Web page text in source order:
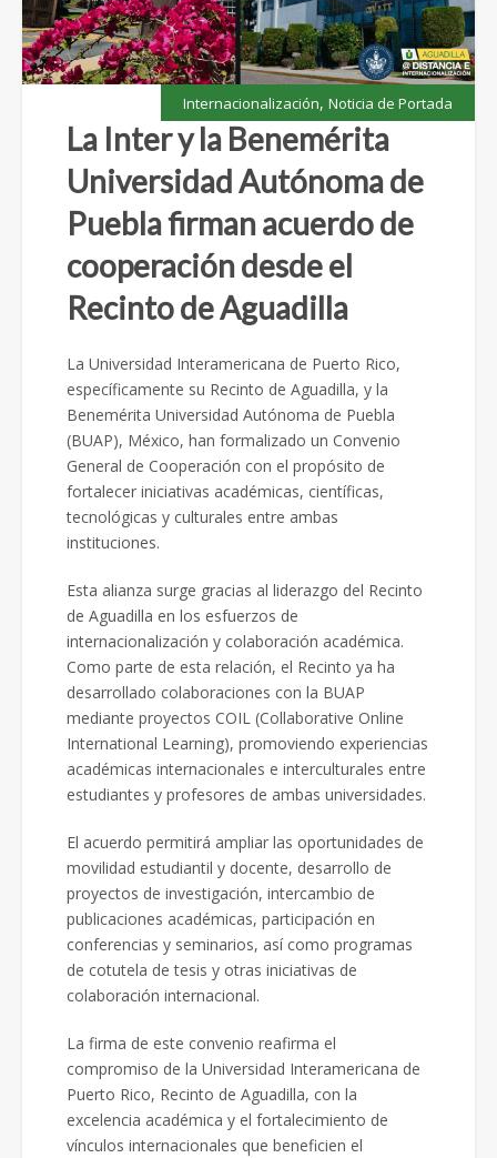
Internacionalización, Noticia de Portada
La Inter y la Benemérita
Universidad Autónoma de
Puebla firman acuerdo de
cooperación desde el
Recinto de Aguadilla
La Universidad Interamericana de Puerto Rico,
específicamente su Recinto de Aguadilla, y la
Benemérita Universidad Autónoma de Puebla
(BUAP), México, han formalizado un Convenio
General de Cooperación con el propósito de
fortalecer iniciativas académicas, científicas,
tecnológicas y culturales entre ambas
instituciones.
Esta alianza surge gracias al liderazgo del Recinto
de Aguadilla en los esfuerzos de
internacionalización y colaboración académica.
Como parte de esta relación, el Recinto ya ha
desarrollado colaboraciones con la BUAP
mediante proyectos COIL (Collaborative Online
International Learning), promoviendo experiencias
académicas internacionales e interculturales entre
estudiantes y profesores de ambas universidades.
El acuerdo permitirá ampliar las oportunidades de
movilidad estudiantil y docente, desarrollo de
proyectos de investigación, intercambio de
publicaciones académicas, participación en
conferencias y seminarios, así como programas
de cotutela de tesis y otras iniciativas de
colaboración internacional.
La firma de este convenio reafirma el
compromiso de la Universidad Interamericana de
Puerto Rico, Recinto de Aguadilla, con la
excelencia académica y el fortalecimiento de
vínculos internacionales que beneficien el